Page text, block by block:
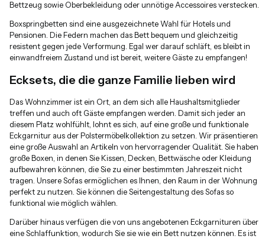
Bettzeug sowie Oberbekleidung oder unnötige Accessoires verstecken.
Boxspringbetten sind eine ausgezeichnete Wahl für Hotels und
Pensionen. Die Federn machen das Bett bequem und gleichzeitig
resistent gegen jede Verformung. Egal wer darauf schläft, es bleibt in
einwandfreiem Zustand und ist bereit, weitere Gäste zu empfangen!
Ecksets, die die ganze Familie lieben wird
Das Wohnzimmer ist ein Ort, an dem sich alle Haushaltsmitglieder
treffen und auch oft Gäste empfangen werden. Damit sich jeder an
diesem Platz wohlfühlt, lohnt es sich, auf eine große und funktionale
Eckgarnitur aus der Polstermöbelkollektion zu setzen. Wir präsentieren
eine große Auswahl an Artikeln von hervorragender Qualität. Sie haben
große Boxen, in denen Sie Kissen, Decken, Bettwäsche oder Kleidung
aufbewahren können, die Sie zu einer bestimmten Jahreszeit nicht
tragen. Unsere Sofas ermöglichen es Ihnen, den Raum in der Wohnung
perfekt zu nutzen. Sie können die Seitengestaltung des Sofas so
funktional wie möglich wählen.
Darüber hinaus verfügen die von uns angebotenen Eckgarnituren über
eine Schlaffunktion, wodurch Sie sie wie ein Bett nutzen können. Es ist